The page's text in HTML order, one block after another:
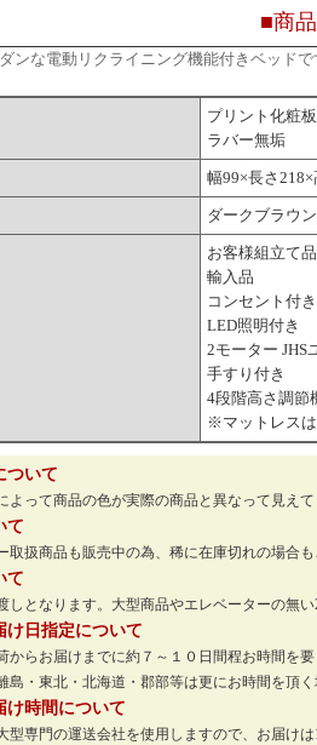
■商
ンな電動リクライニング機能付きベッドで
プリント化粧板
ラバー無垢
幅99×長さ
ダークブラウ
お客様組立て品
輸入品
コンセント付き
LED照明付き
2モーター JHS
手すり付き
4段階高さ調節
※マットレスは
ついて
よって商品の色が実際の商品と異なって見えて
て
取扱商品も販売中の為、稀に在庫切れの場合も
て
しとなります。大型商品やエレベーターの無
け日指定について
からお届けまでに約７～１０日間程お時間を
島・東北・北海道・郡部等は更にお時間を頂く
け時間について
型専門の運送会社を使用しますので、お届け